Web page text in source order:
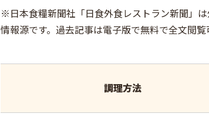
※日本食糧新聞社「日食外食レストラン新聞」
情報源です。過去記事は電子版で無料で全文閲
調理方法